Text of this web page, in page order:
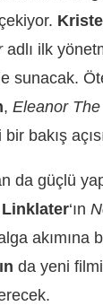
adlı ilk
sunacak.
, Eleanor
bakış
da güçlü
‘ın
akımına
da yeni